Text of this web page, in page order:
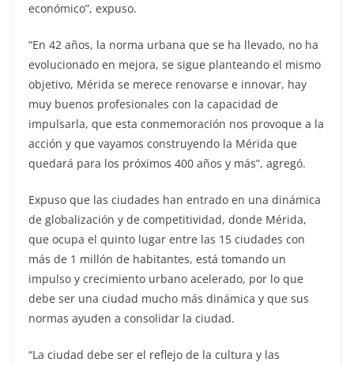
económico”, expuso.
“En 42 años, la norma urbana que se ha llevado, no ha
evolucionado en mejora, se sigue planteando el mismo
objetivo, Mérida se merece renovarse e innovar, hay
muy buenos profesionales con la capacidad de
impulsarla, que esta conmemoración nos provoque a la
acción y que vayamos construyendo la Mérida que
quedará para los próximos 400 años y más”, agregó.
Expuso que las ciudades han entrado en una dinámica
de globalización y de competitividad, donde Mérida,
que ocupa el quinto lugar entre las 15 ciudades con
más de 1 millón de habitantes, está tomando un
impulso y crecimiento urbano acelerado, por lo que
debe ser una ciudad mucho más dinámica y que sus
normas ayuden a consolidar la ciudad.
“La ciudad debe ser el reflejo de la cultura y las